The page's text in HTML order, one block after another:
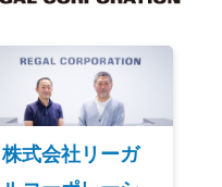
株式会社リーガ